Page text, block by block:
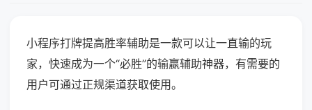
小程序打牌提高胜率辅助是一款可以让一直输的玩
家，快速成为一个“必胜”的输赢辅助神器，有需要的
用户可通过正规渠道获取使用。